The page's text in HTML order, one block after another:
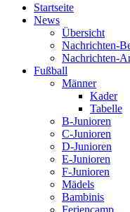
Startseite
News
Übersicht
Nachrichten-
Nachrichten-
Fußball
Männer
Kader
Tabelle
B-Junioren
C-Junioren
D-Junioren
E-Junioren
F-Junioren
Mädels
Bambinis
Feriencamp